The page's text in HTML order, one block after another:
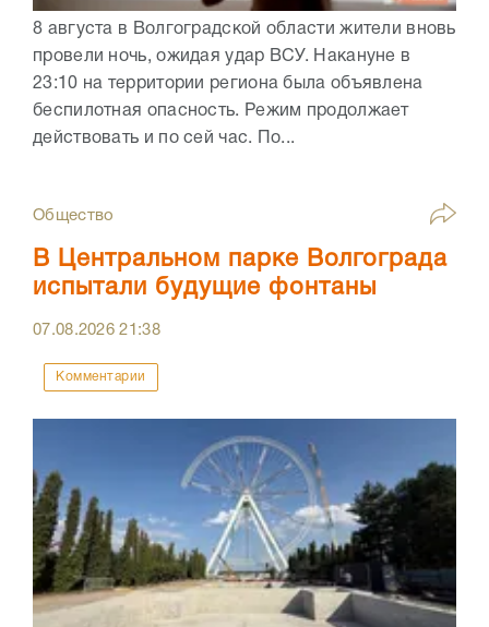
8 августа в Волгоградской области жители вновь
провели ночь, ожидая удар ВСУ. Накануне в
23:10 на территории региона была объявлена
беспилотная опасность. Режим продолжает
действовать и по сей час. По...
Общество
В Центральном парке Волгограда
испытали будущие фонтаны
07.08.202621:38
Комментарии